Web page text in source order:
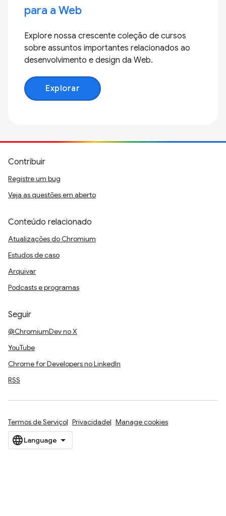
para a Web
Explore nossa crescente coleção de cursos
sobre assuntos importantes relacionados ao
desenvolvimento e design da Web.
Explorar
Contribuir
Registre um bug
Veja as questões em aberto
Conteúdo relacionado
Atualizações do Chromium
Estudos de caso
Arquivar
Podcasts e programas
Seguir
@ChromiumDev no X
YouTube
Chrome for Developers no LinkedIn
RSS
Termos de Serviço Privacidade Manage cookies